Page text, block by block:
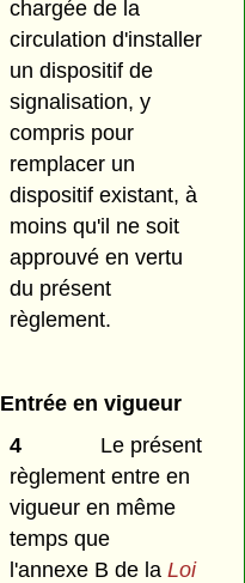
chargée de la
circulation d'installer
un dispositif de
signalisation, y
compris pour
remplacer un
dispositif existant, à
moins qu'il ne soit
approuvé en vertu
du présent
règlement.
Entrée en vigueur
4
Le présent
règlement entre en
vigueur en même
temps que
l'annexe B de laLoi